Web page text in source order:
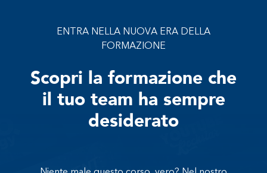
ENTRA NELLA NUOVA ERA DELLA
FORMAZIONE
Scopri la formazione che
il tuo team ha sempre
desiderato